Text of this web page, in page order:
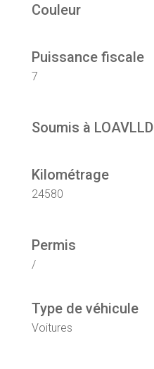
Couleur
Puissance fiscale
7
Soumis à LOAVLLD
Kilométrage
24580
Permis
/
Type de véhicule
Voitures